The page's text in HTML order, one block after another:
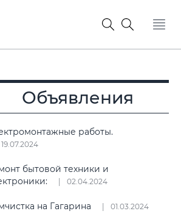
Объявления
работы.
19.07.2024
бытовой техники и
02.04.2024
на Гагарина 01.03.2024